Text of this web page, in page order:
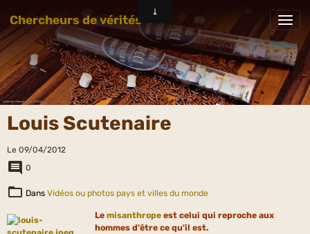
Chercheurs de vérités
Louis Scutenaire
Le 09/04/2012
0
Dans Vidéos ou photos pays et villes du monde
Le misanthrope est celui qui reproche aux
hommes d'être ce qu'il est.